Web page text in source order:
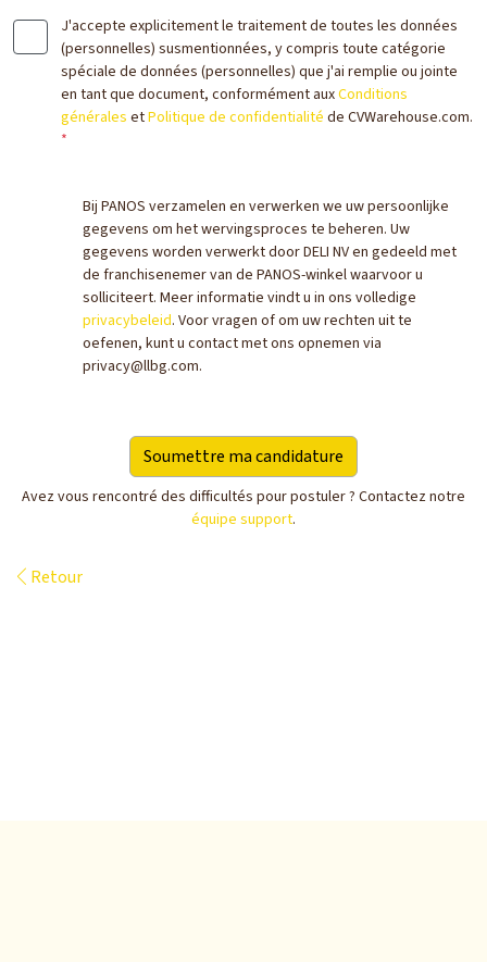
J'accepte explicitement le traitement de toutes les données
(personnelles) susmentionnées, y compris toute catégorie
spéciale de données (personnelles) que j'ai remplie ou jointe
en tant que document, conformément auxConditions
générales etPolitique de confidentialité de CVWarehouse.com.
*
Bij PANOS verzamelen en verwerken we uw persoonlijke
gegevens om het wervingsproces te beheren. Uw
gegevens worden verwerkt door DELI NV en gedeeld met
de franchisenemer van de PANOS-winkel waarvoor u
solliciteert. Meer informatie vindt u in ons volledige
privacybeleid. Voor vragen of om uw rechten uit te
oefenen, kunt u contact met ons opnemen via
privacy@llbg.com.
Avez vous rencontré des difficultés pour postuler ? Contactez notre
équipe support.
Retour